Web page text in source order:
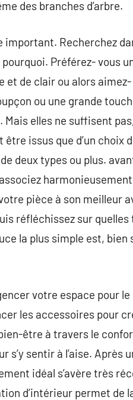
des branches d’arbre.
Recherchez
Préférez- vous
et de clair ou alors
ou une grande
elles ne suffisent
issus que d’un
deux types ou plus.
pièce à son meilleur
réfléchissez sur
la plus simple est, bien
votre espace pour
les accessoires pour
être à travers le
s’y sentir à l’aise. Après
idéal s’avère très
d’intérieur permet